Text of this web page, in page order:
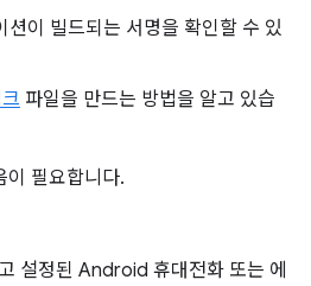
이 빌드되는 서명을 확인할 수 있
파일을 만드는 방법을 알고 있습
이 필요합니다.
설정된 Android 휴대전화 또는 에